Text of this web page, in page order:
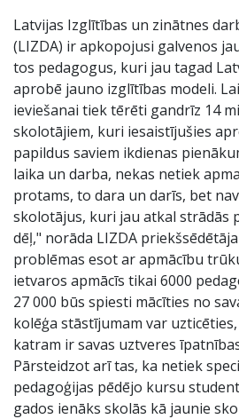
Latvijas Izglītības un zinātnes
(LIZDA) ir apkopojusi galvenos
tos pedagogus, kuri jau tagad
aprobē jauno izglītības modeli.
ieviešanai tiek tērēti gandrīz 14
skolotājiem, kuri iesaistījušies
papildus saviem ikdienas
laika un darba, nekas netiek
protams, to dara un darīs, bet
skolotājus, kuri jau atkal strādās
dēļ," norāda LIZDA
problēmas esot ar apmācību
ietvaros apmācīs tikai 6000
27 000 būs spiesti mācīties no
kolēģa stāstījumam var
katram ir savas uztveres
Pārsteidzot arī tas, ka netiek
pedagoģijas pēdējo kursu
gados ienāks skolās kā jaunie